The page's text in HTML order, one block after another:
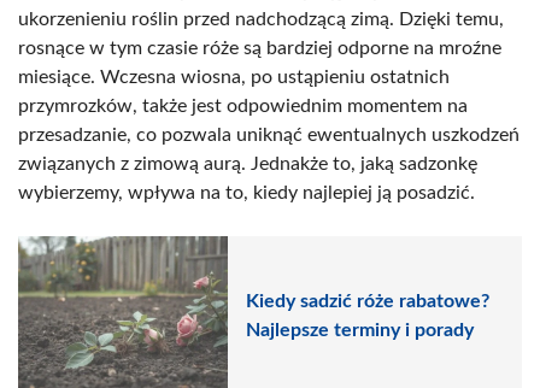
ukorzenieniu roślin przed nadchodzącą zimą. Dzięki temu,
rosnące w tym czasie róże są bardziej odporne na mroźne
miesiące. Wczesna wiosna, po ustąpieniu ostatnich
przymrozków, także jest odpowiednim momentem na
przesadzanie, co pozwala uniknąć ewentualnych uszkodzeń
związanych z zimową aurą. Jednakże to, jaką sadzonkę
wybierzemy, wpływa na to, kiedy najlepiej ją posadzić.
Kiedy sadzić róże rabatowe?
Najlepsze terminy i porady